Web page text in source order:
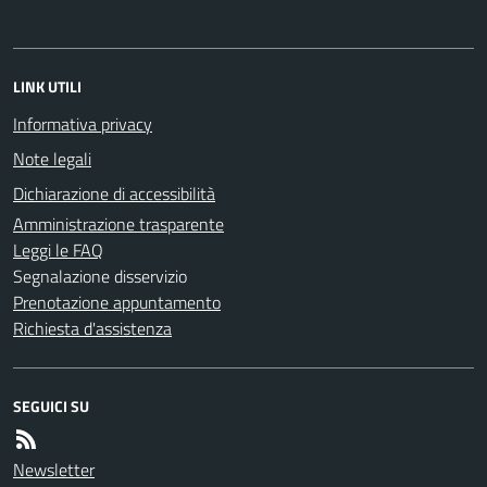
LINK UTILI
Informativa privacy
Note legali
Dichiarazione di accessibilità
Amministrazione trasparente
Leggi le FAQ
Segnalazione disservizio
Prenotazione appuntamento
Richiesta d'assistenza
SEGUICI SU
Newsletter